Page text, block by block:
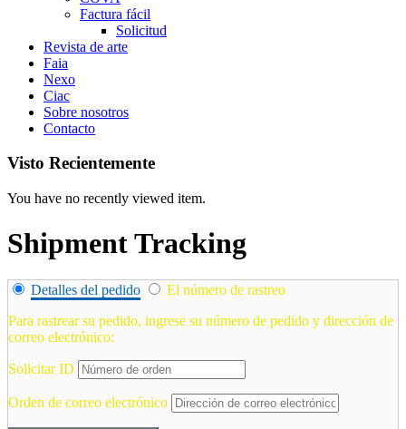
Factura fácil
Solicitud
Revista de arte
Faia
Nexo
Ciac
Sobre nosotros
Contacto
Visto Recientemente
You have no recently viewed item.
Shipment Tracking
Detalles del pedido
El número de rastreo
Para rastrear su pedido, ingrese su número de pedido y dirección de
correo electrónico:
Solicitar ID
Orden de correo electrónico